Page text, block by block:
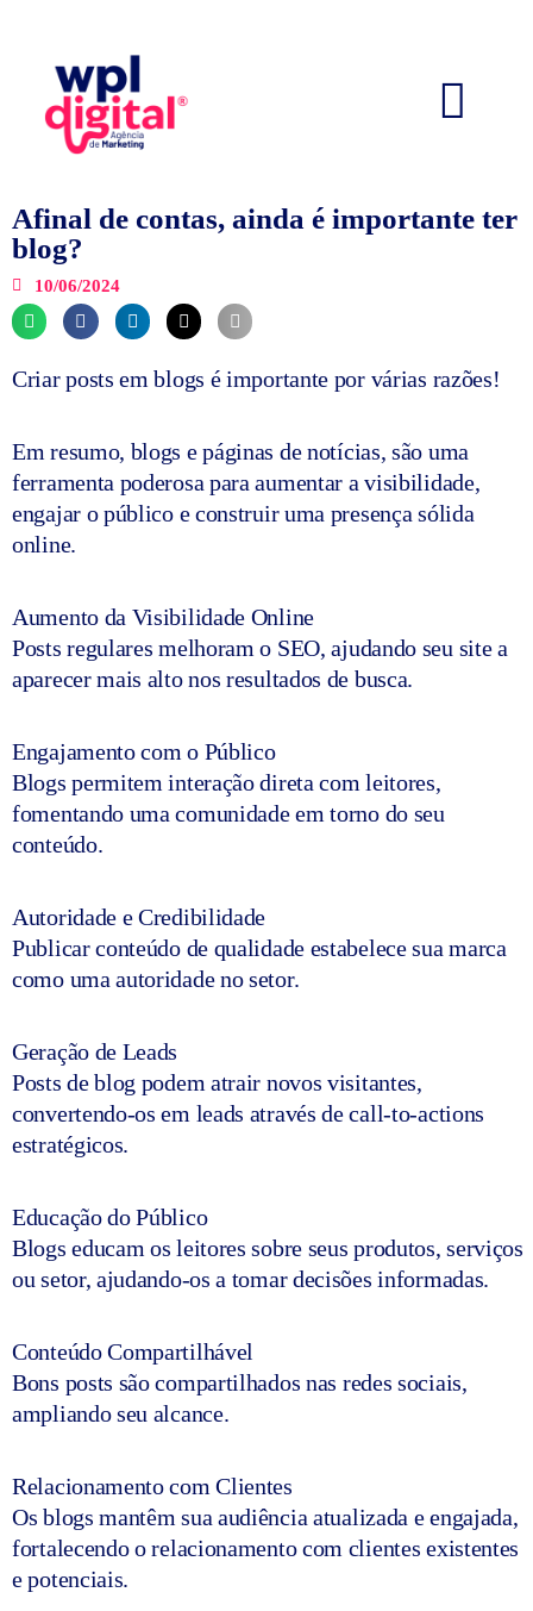
conteúdo
Afinal de contas, ainda é importante ter
blog?
10/06/2024
Criar posts em blogs é importante por várias razões!
Em resumo, blogs e páginas de notícias, são uma
ferramenta poderosa para aumentar a visibilidade,
engajar o público e construir uma presença sólida
online.
Aumento da Visibilidade Online
Posts regulares melhoram o SEO, ajudando seu site a
aparecer mais alto nos resultados de busca.
Engajamento com o Público
Blogs permitem interação direta com leitores,
fomentando uma comunidade em torno do seu
conteúdo.
Autoridade e Credibilidade
Publicar conteúdo de qualidade estabelece sua marca
como uma autoridade no setor.
Geração de Leads
Posts de blog podem atrair novos visitantes,
convertendo-os em leads através de call-to-actions
estratégicos.
Educação do Público
Blogs educam os leitores sobre seus produtos, serviços
ou setor, ajudando-os a tomar decisões informadas.
Conteúdo Compartilhável
Bons posts são compartilhados nas redes sociais,
ampliando seu alcance.
Relacionamento com Clientes
Os blogs mantêm sua audiência atualizada e engajada,
fortalecendo o relacionamento com clientes existentes
e potenciais.